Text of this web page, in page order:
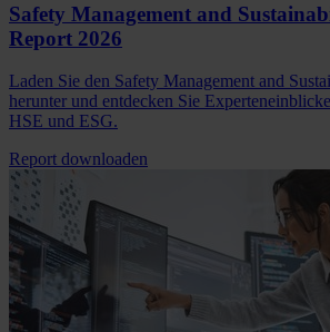
Safety Management and
Report 2026
Laden Sie den Safety Management and
herunter und entdecken Sie
HSE und ESG.
Report downloaden